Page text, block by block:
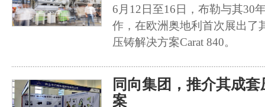
6月12日至16日，布勒与其30
作，在欧洲奥地利首次展出了
压铸解决方案Carat 840。
同向集团，推介其成
案